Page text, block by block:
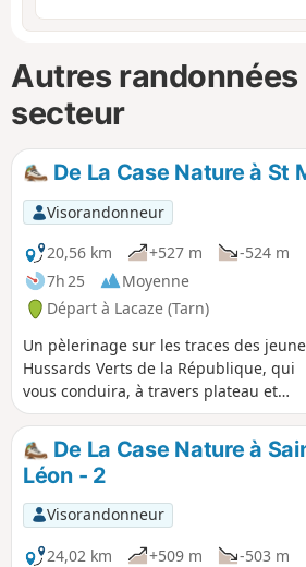
Autres randonnées
secteur
De La Case Nature à St
Visorandonneur
20,56 km
+527 m
-524 m
7h 25
Moyenne
Départ à Lacaze (Tarn)
Un pèlerinage sur les traces des
Hussards Verts de la République, qui
vous conduira, à travers plateau et
vallée du Dadou, jusqu'à Saint-Michel-
de-Léon, véritable havre de paix où
pourrez vous rafraîchir dans les eaux
sa cascade du "saut de la truite".
De La Case Nature à
Léon - 2
Visorandonneur
24,02 km
+509 m
-503 m